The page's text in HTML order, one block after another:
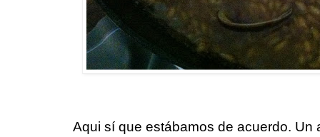
Aqui sí que estábamos de acuerdo. Un